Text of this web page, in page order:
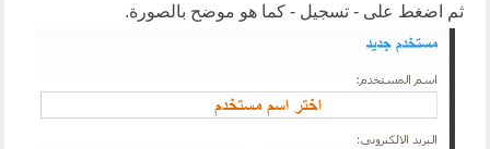
ثم اضغط على - تسجيل - كما هو موضح بالصورة.